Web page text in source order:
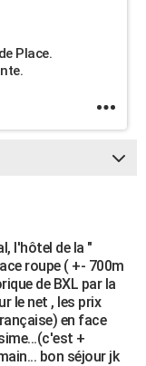
Place.
l'hôtel de la "
roupe ( +- 700m
de BXL par la
le net , les prix
en face
+
bon séjour jk